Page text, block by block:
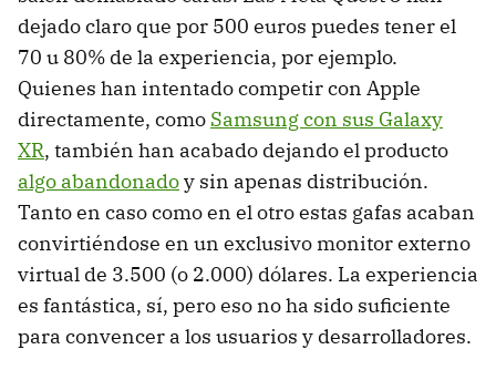
dejado claro que por 500 euros puedes tener el
70 u 80% de la experiencia, por ejemplo.
Quienes han intentado competir con Apple
directamente, como Samsung con sus Galaxy
XR, también han acabado dejando el producto
algo abandonadoy sin apenas distribución.
Tanto en caso como en el otro estas gafas acaban
convirtiéndose en un exclusivo monitor externo
virtual de 3.500 (o 2.000) dólares. La experiencia
es fantástica, sí, pero eso no ha sido suficiente
para convencer a los usuarios y desarrolladores.